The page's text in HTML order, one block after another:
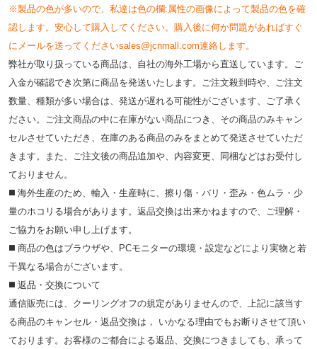
※製品の色が多いので、私達は色の欄:属性の画像によって製品の色を確
認します。安心して購入してください。購入後に何か問題があればすぐ
にメールを送ってくださいsales@jcnmall.com連絡します。
弊社が取り扱っている商品は、自社の海外工場から直送しています。ご
入金が確認でき次第に商品を発送いたします。ご注文殺到時や、ご注文
数量、種類が多い場合は、発送が遅れる可能性がございます、ご了承く
ださい。ご注文商品の中に在庫がない商品につき、その商品のみキャン
セルさせていただき、在庫のある商品のみをまとめて発送させていただ
きます。また、ご注文後の商品追加や、内容変更、同梱などはお受付し
ておりません。
◼️ 海外⽣産のため、輸⼊・⽣産時に、擦り傷・バリ・歪み・色ムラ・少
量のホコリる場合があります。返品交換は出来かねますので、ご理解・
ご協⼒をお願い申し上げます。
◼️ 商品の⾊はブラウザや、PCモニターの環境・設定などにより実物と若
⼲異なる場合がございます。
◼️ 返品・交換について
通信販売には、クーリングオフの規定がありませんので、上記に該当す
る商品のキャンセル・返品交換は， いかなる理由でもお断りさせて頂い
ております。お客様のご都合による返品、交換につきましても、承って